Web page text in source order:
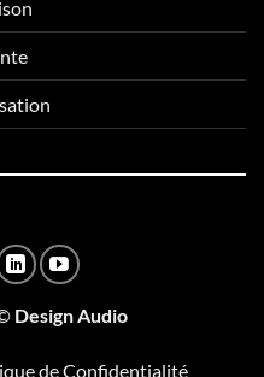
Design Audio
de Confidentialité